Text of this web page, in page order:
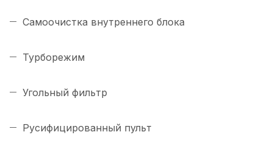
Самоочистка внутреннего блока
Турборежим
Угольный фильтр
Русифицированный пульт